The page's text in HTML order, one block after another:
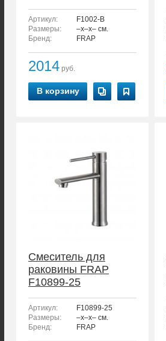
Артикул:
F1002-B
Размеры:
–x–x– см.
Бренд:
FRAP
2014 руб.
В корзину
Смеситель для
раковины FRAP
F10899-25
Артикул:
F10899-25
Размеры:
–x–x– см.
Бренд:
FRAP